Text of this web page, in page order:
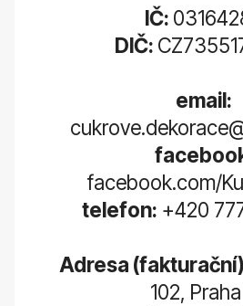
IČ:
DIČ:
email:
facebook.com/
telefon: +420
Adresa
102,